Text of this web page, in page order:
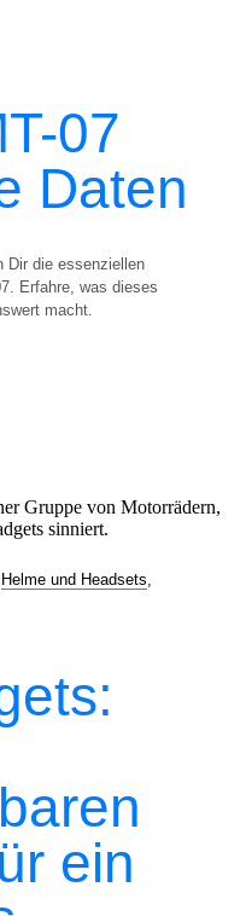
07
Daten
Dir die essenziellen
Erfahre, was dieses
macht.
Helme und Headsets
ein